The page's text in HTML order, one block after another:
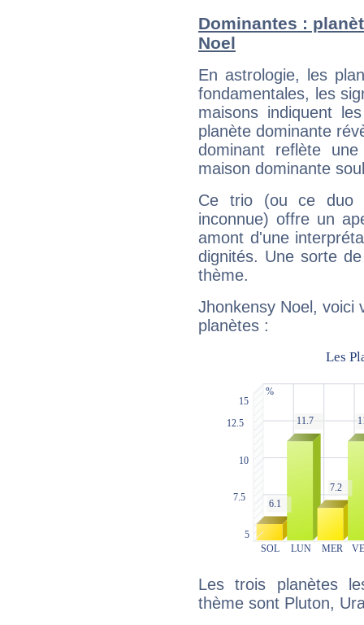
Dominantes :
Noel
En astrologie, les
fondamentales, les
maisons indiquent
planète dominante
dominant reflète
maison dominante
Ce trio (ou ce duo
inconnue) offre un
amont d'une
dignités. Une sorte
thème.
Jhonkensy Noel, voici
planètes :
Les trois planètes
thème sont Pluton,